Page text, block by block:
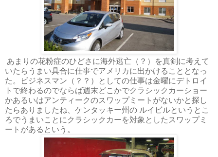
あまりの花粉症のひどさに海外逃亡（？）を真剣に考えて
いたらうまい具合に仕事でアメリカに出かけることとなっ
た。ビジネスマン（？？）としての仕事は金曜にデトロイ
トで終わるのでならば週末どこかでクラシックカーショー
かあるいはアンティークのスワップミートがないかと探し
たらありましたね、ケンタッキー州の ルイビルというとこ
ろでうまいことにクラシックカーを対象としたスワップミ
ートがあるという。